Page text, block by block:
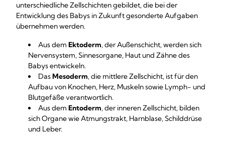
unterschiedliche Zellschichten gebildet, die bei der
Entwicklung des Babys in Zukunft gesonderte Aufgaben
übernehmen werden.
Aus dem Ektoderm, der Außenschicht, werden sich
Nervensystem, Sinnesorgane, Haut und Zähne des
Babys entwickeln.
DasMesoderm, die mittlere Zellschicht, ist für den
Aufbau von Knochen, Herz, Muskeln sowie Lymph- und
Blutgefäße verantwortlich.
Aus dem Entoderm, der inneren Zellschicht, bilden
sich Organe wie Atmungstrakt, Harnblase, Schilddrüse
und Leber.